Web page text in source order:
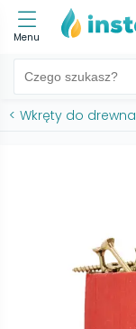
Menu
< Wkręty do drewna